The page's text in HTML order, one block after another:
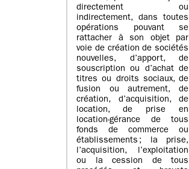
directement ou
indirectement, dans toutes
opérations pouvant se
rattacher à son objet par
voie de création de sociétés
nouvelles, d’apport, de
souscription ou d’achat de
titres ou droits sociaux, de
fusion ou autrement, de
création, d’acquisition, de
location, de prise en
location-gérance de tous
fonds de commerce ou
établissements ; la prise,
l’acquisition, l’exploitation
ou la cession de tous